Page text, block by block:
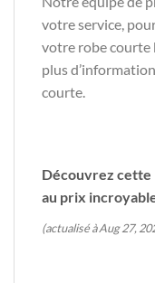
votre service,
votre robe courte
plus
courte.
Découvrez cette
au prix
(actualisé à Aug 27,